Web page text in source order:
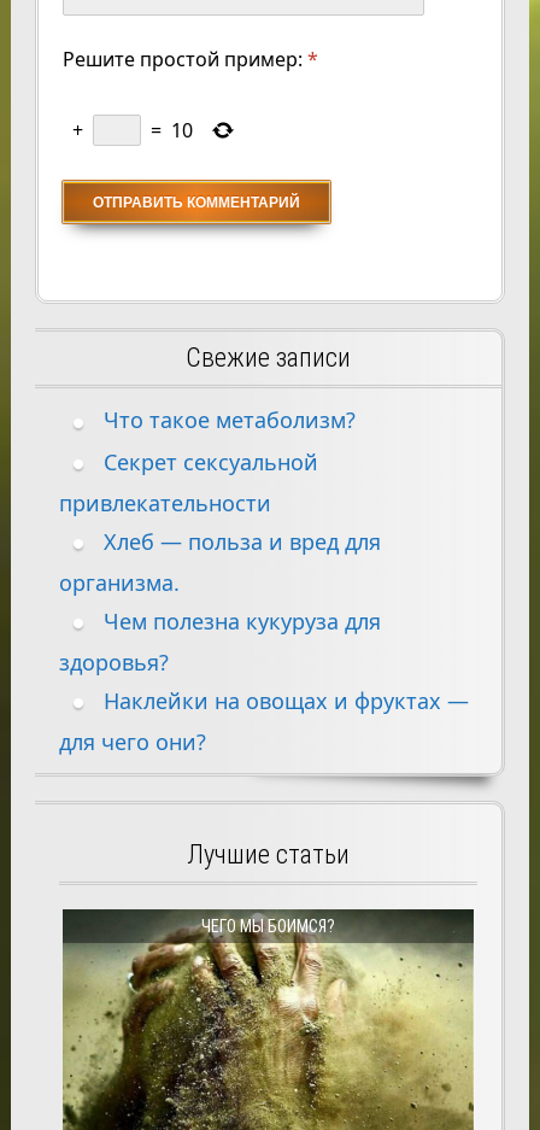
Решите простой пример: *
+ = 10
Свежие записи
Что такое метаболизм?
Секрет сексуальной
привлекательности
Хлеб — польза и вред для
организма.
Чем полезна кукуруза для
здоровья?
Наклейки на овощах и фруктах —
для чего они?
Лучшие статьи
ЧЕГО МЫ БОИМСЯ?